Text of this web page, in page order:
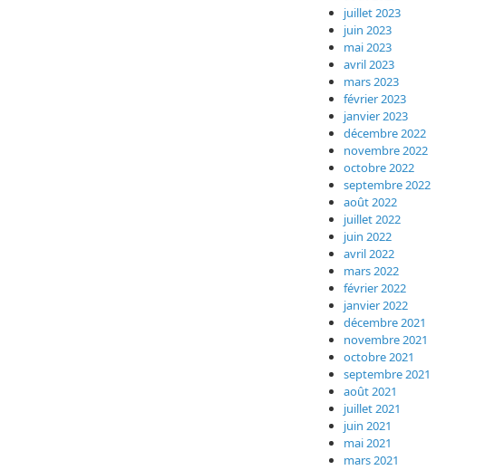
juillet 2023
juin 2023
mai 2023
avril 2023
mars 2023
février 2023
janvier 2023
décembre 2022
novembre 2022
octobre 2022
septembre 2022
août 2022
juillet 2022
juin 2022
avril 2022
mars 2022
février 2022
janvier 2022
décembre 2021
novembre 2021
octobre 2021
septembre 2021
août 2021
juillet 2021
juin 2021
mai 2021
mars 2021